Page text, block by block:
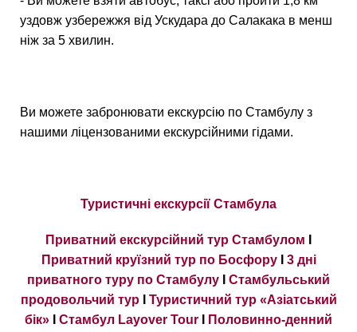
уздовж узбережжя від Ускудара до Салакака в менш
ніж за 5 хвилин.
Ви можете забронювати екскурсію по Стамбулу з
нашими ліцензованими екскурсійними гідами.
Туристичні екскурсії Стамбула
Приватний екскурсійний тур Стамбулом
Приватний круїзний тур по БосфоруI 3 дні
приватного туру по Стамбулу
Стамбульський
продовольчий турI Туристичний тур «Азіатський
бік»
Стамбул Layover Tour
Половинно-денний